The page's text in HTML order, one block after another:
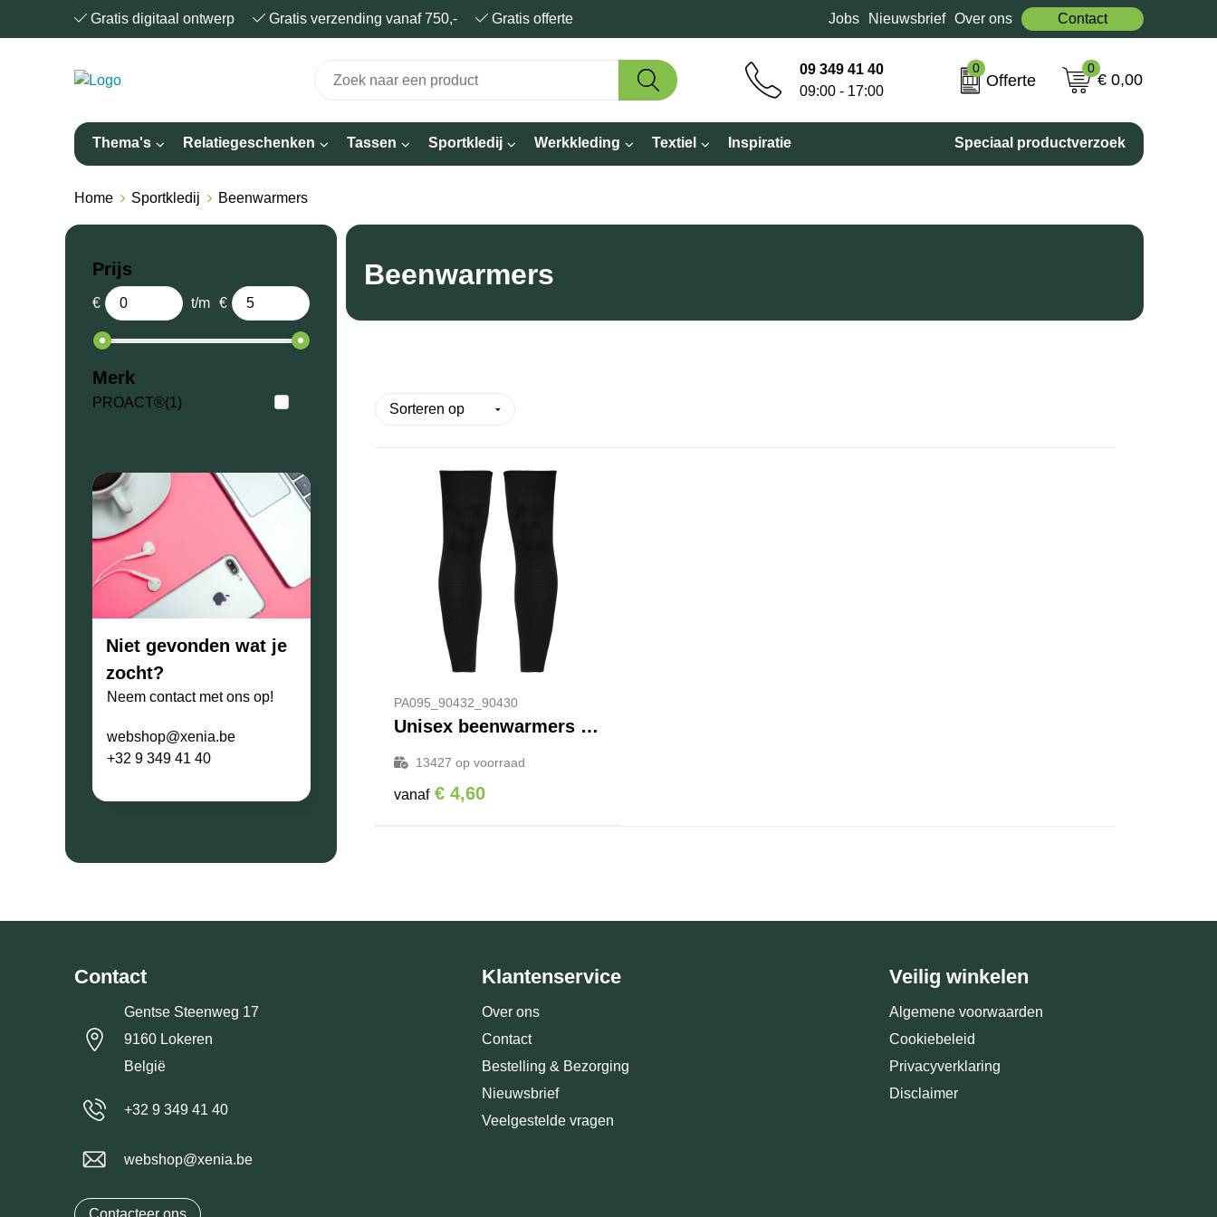
Gratis digitaal ontwerp Gratis verzending vanaf 750,- Gratis offerte Jobs Nieuwsbrief Over ons Contact
09 349 41 40
09:00 - 17:00
0
Offerte
0
€ 0,00
Thema's Relatiegeschenken Tassen Sportkledij Werkkleding Textiel Inspiratie Speciaal productverzoek
Home Sportkledij Beenwarmers
Prijs
€ t/m €
Merk
PROACT®(1)
Niet gevonden wat je
zocht?
Neem contact met ons op!
webshop@xenia.be
+32 9 349 41 40
Beenwarmers
PA095_90432_90430
Unisex beenwarmers voor sport
13427 op voorraad
vanaf € 4,60
Contact
Gentse Steenweg 17
9160 Lokeren
België
+32 9 349 41 40
webshop@xenia.be
Klantenservice
Over ons
Contact
Bestelling & Bezorging
Nieuwsbrief
Veelgestelde vragen
Veilig winkelen
Algemene voorwaarden
Cookiebeleid
Privacyverklaring
Disclaimer